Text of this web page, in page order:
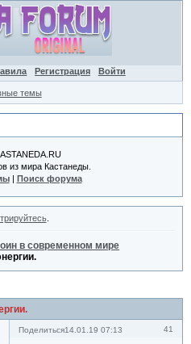
Регистрация Войти
темы
из мира Кастанеды.
| Поиск форума
.
в современном мире
Поделиться 41
14.01.19 07:13